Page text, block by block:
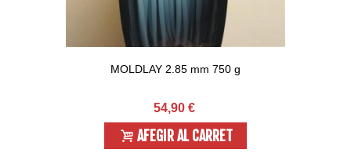
MOLDLAY 2.85 mm 750 g
54,90 €
AFEGIR AL CARRET